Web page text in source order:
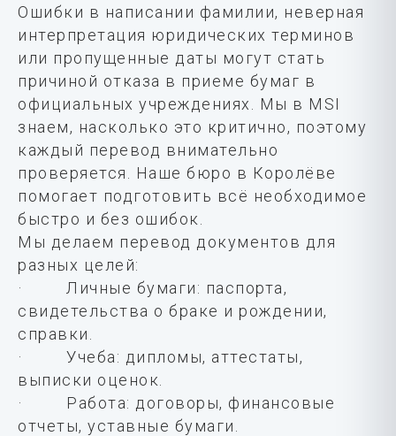
Ошибки в написании фамилии, неверная
интерпретация юридических терминов
или пропущенные даты могут стать
причиной отказа в приеме бумаг в
официальных учреждениях. Мы в MSI
знаем, насколько это критично, поэтому
каждый перевод внимательно
проверяется. Наше бюро в Королёве
помогает подготовить всё необходимое
быстро и без ошибок.
Мы делаем перевод документов для
разных целей:
· Личные бумаги: паспорта,
свидетельства о браке и рождении,
справки.
· Учеба: дипломы, аттестаты,
выписки оценок.
· Работа: договоры, финансовые
отчеты, уставные бумаги.